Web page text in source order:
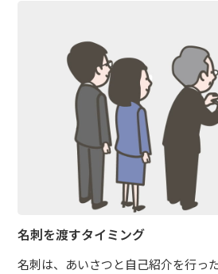
名刺を渡すタイミング
名刺は、あいさつと自己紹介を行っ